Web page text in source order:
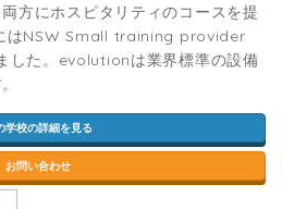
方にホスピタリティのコースを提
はNSW Small training provider
た。evolutionは業界標準の設備
学校の詳細を見る
お問い合わせ